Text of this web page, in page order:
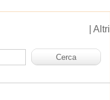
Altri